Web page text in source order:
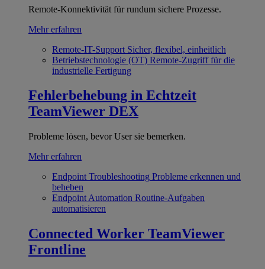
Remote-Konnektivität für rundum sichere Prozesse.
Mehr erfahren
Remote-IT-Support Sicher, flexibel, einheitlich
Betriebstechnologie (OT) Remote-Zugriff für die
industrielle Fertigung
Fehlerbehebung in Echtzeit
TeamViewer DEX
Probleme lösen, bevor User sie bemerken.
Mehr erfahren
Endpoint Troubleshooting Probleme erkennen und
beheben
Endpoint Automation Routine-Aufgaben
automatisieren
Connected Worker TeamViewer
Frontline